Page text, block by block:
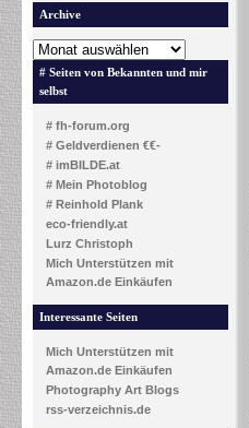
Archive
# Seiten von Bekannten und mir
selbst
# fh-forum.org
# Geldverdienen €€-
# imBILDE.at
# Mein Photoblog
# Reinhold Plank
eco-friendly.at
Lurz Christoph
Mich Unterstützen mit
Amazon.de Einkäufen
Interessante Seiten
Mich Unterstützen mit
Amazon.de Einkäufen
Photography Art Blogs
rss-verzeichnis.de